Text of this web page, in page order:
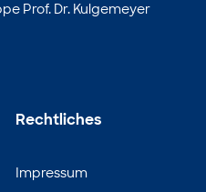
Prof. Dr. Kulgemeyer
Rechtliches
Impressum